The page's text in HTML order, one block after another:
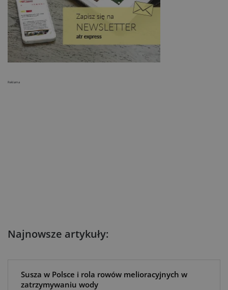
Najnowsze artykuły:
Susza w Polsce i rola rowów melioracyjnych w
zatrzymywaniu wody
Reklama